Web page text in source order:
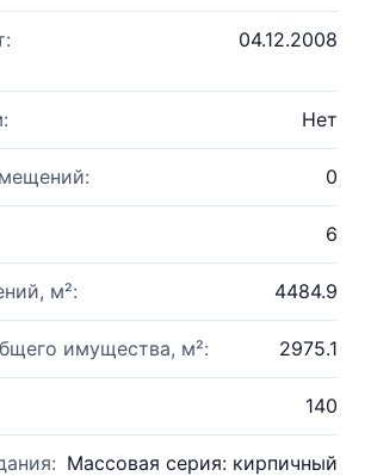
04.12.2008
Нет
0
6
м²: 4484.9
имущества, м²: 2975.1
140
Массовая серия: кирпичный